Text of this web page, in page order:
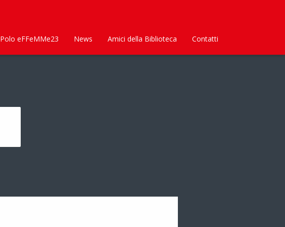
Polo eFFeMMe23 News Amici della Biblioteca Contatti